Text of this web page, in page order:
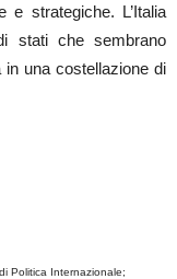
e strategiche. L’Italia
stati che sembrano
in una costellazione di
Politica Internazionale;